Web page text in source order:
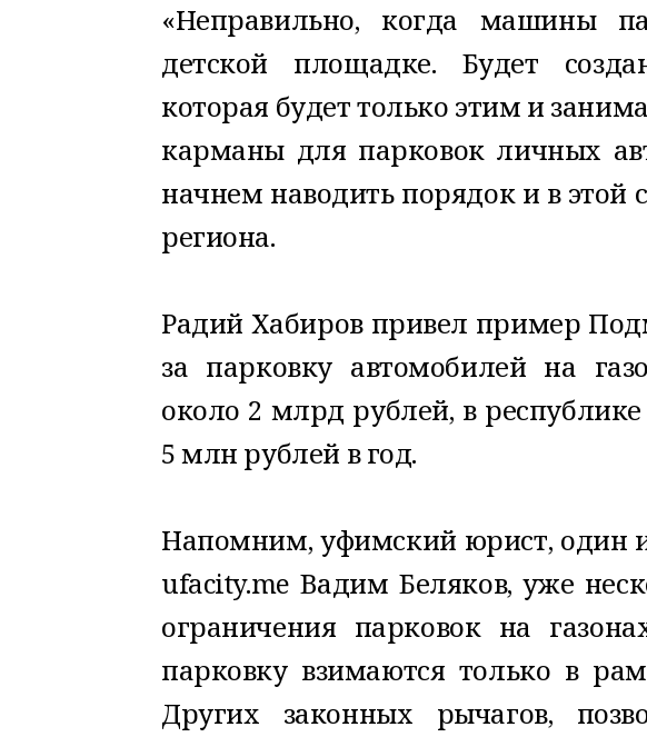
«Неправильно, когда машины
детской площадке. Будет
которая будет только этим и
карманы для парковок личных
начнем наводить порядок и в этой
региона.
Радий Хабиров привел пример
за парковку автомобилей на
около 2 млрд рублей, в республике
5 млн рублей в год.
Напомним, уфимский юрист, один
ufacity.me Вадим Беляков, уже
ограничения парковок на
парковку взимаются только в
Других законных рычагов,